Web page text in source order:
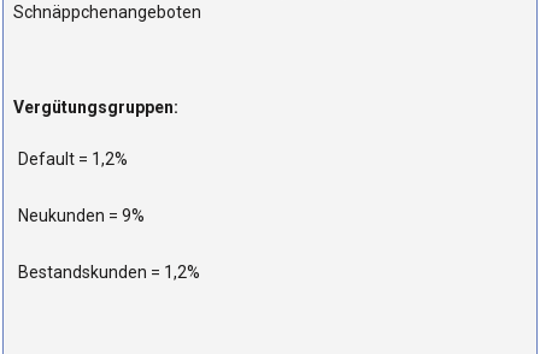
Schnäppchenangeboten
Vergütungsgruppen:
Default = 1,2%
Neukunden = 9%
Bestandskunden = 1,2%